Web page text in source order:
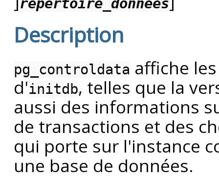
répertoire_données
Description
pg_controldata affiche
d'initdb, telles que la
aussi des informations
de transactions et des
qui porte sur l'instance
une base de données.